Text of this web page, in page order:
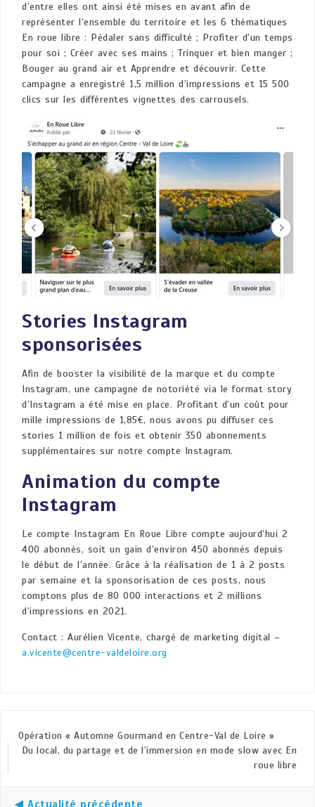
d’entre elles ont ainsi été mises en avant afin de
représenter l’ensemble du territoire et les 6 thématiques
En roue libre : Pédaler sans difficulté ; Profiter d’un temps
pour soi ; Créer avec ses mains ; Trinquer et bien manger ;
Bouger au grand air et Apprendre et découvrir. Cette
campagne a enregistré 1,5 million d’impressions et 15 500
clics sur les différentes vignettes des carrousels.
Stories Instagram
sponsorisées
Afin de booster la visibilité de la marque et du compte
Instagram, une campagne de notoriété via le format story
d’Instagram a été mise en place. Profitant d’un coût pour
mille impressions de 1,85€, nous avons pu diffuser ces
stories 1 million de fois et obtenir 350 abonnements
supplémentaires sur notre compte Instagram.
Animation du compte
Instagram
Le compte Instagram En Roue Libre compte aujourd’hui 2
400 abonnés, soit un gain d’environ 450 abonnés depuis
le début de l’année. Grâce à la réalisation de 1 à 2 posts
par semaine et la sponsorisation de ces posts, nous
comptons plus de 80 000 interactions et 2 millions
d’impressions en 2021.
Contact : Aurélien Vicente, chargé de marketing digital –
a.vicente@centre-valdeloire.org
Opération « Automne Gourmand en Centre-Val de Loire »
Du local, du partage et de l’immersion en mode slow avec En
roue libre